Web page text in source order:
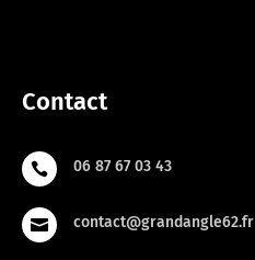
Contact
 06 87 67 03 43
 contact@grandangle62.fr